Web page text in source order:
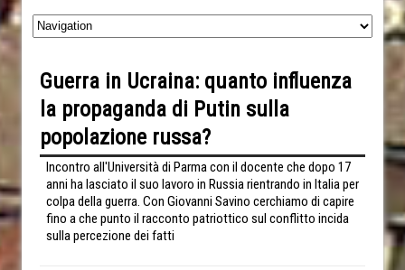
Guerra in Ucraina: quanto influenza
la propaganda di Putin sulla
popolazione russa?
Incontro all'Università di Parma con il docente che dopo 17
anni ha lasciato il suo lavoro in Russia rientrando in Italia per
colpa della guerra. Con Giovanni Savino cerchiamo di capire
fino a che punto il racconto patriottico sul conflitto incida
sulla percezione dei fatti